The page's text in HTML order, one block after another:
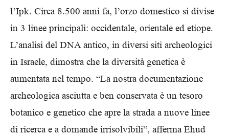
l’Ipk. Circa 8.500 anni fa, l’orzo domestico si divise
in 3 linee principali: occidentale, orientale ed etiope.
L’analisi del DNA antico, in diversi siti archeologici
in Israele, dimostra che la diversità genetica è
aumentata nel tempo. “La nostra documentazione
archeologica asciutta e ben conservata è un tesoro
botanico e genetico che apre la strada a nuove linee
di ricerca e a domande irrisolvibili”, afferma Ehud